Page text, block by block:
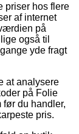
priser hos flere
af internet
på
også til
yde fragt
at analysere
på Folie
før du handler,
pris.